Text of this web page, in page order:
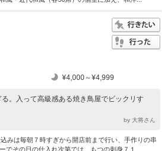
¥4,000～¥4,999
。入って高級感ある焼き鳥屋でビックリす
by 大将さん
みは毎朝７時すぎから開店前まで行い、手作りの串
その日の仕入れ次第では、もつの刺身７１...